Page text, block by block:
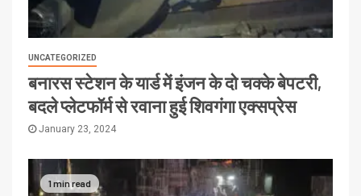
UNCATEGORIZED
बनारस स्टेशन के यार्ड में इंजन के दो चक्के बेपटरी,
बदले प्लेटफॉर्म से रवाना हुई शिवगंगा एक्सप्रेस
January 23, 2024
1 min read